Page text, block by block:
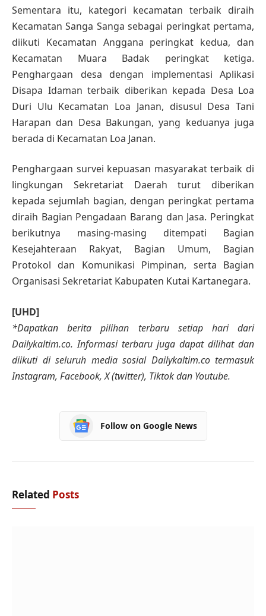
Sementara itu, kategori kecamatan terbaik diraih
Kecamatan Sanga Sanga sebagai peringkat pertama,
diikuti Kecamatan Anggana peringkat kedua, dan
Kecamatan Muara Badak peringkat ketiga.
Penghargaan desa dengan implementasi Aplikasi
Disapa Idaman terbaik diberikan kepada Desa Loa
Duri Ulu Kecamatan Loa Janan, disusul Desa Tani
Harapan dan Desa Bakungan, yang keduanya juga
berada di Kecamatan Loa Janan.
Penghargaan survei kepuasan masyarakat terbaik di
lingkungan Sekretariat Daerah turut diberikan
kepada sejumlah bagian, dengan peringkat pertama
diraih Bagian Pengadaan Barang dan Jasa. Peringkat
berikutnya masing-masing ditempati Bagian
Kesejahteraan Rakyat, Bagian Umum, Bagian
Protokol dan Komunikasi Pimpinan, serta Bagian
Organisasi Sekretariat Kabupaten Kutai Kartanegara.
[UHD]
*Dapatkan berita pilihan terbaru setiap hari dari
Dailykaltim.co. Informasi terbaru juga dapat dilihat dan
diikuti di seluruh media sosial Dailykaltim.co termasuk
Instagram, Facebook, X (twitter), Tiktok dan Youtube.
Follow on Google News
Related Posts